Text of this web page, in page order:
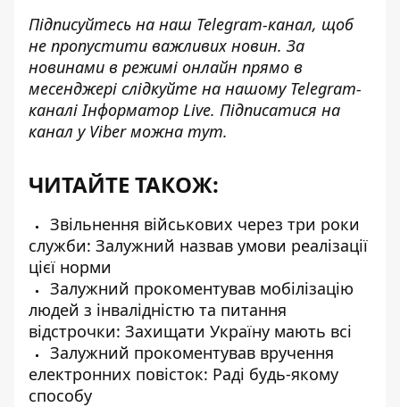
Підписуйтесь на наш Telegram-канал, щоб
не пропустити важливих новин. За
новинами в режимі онлайн прямо в
месенджері слідкуйте на нашому Telegram-
каналі Інформатор Live. Підписатися на
канал у Viber можна тут.
ЧИТАЙТЕ ТАКОЖ:
Звільнення військових через три роки
служби: Залужний назвав умови реалізації
цієї норми
Залужний прокоментував мобілізацію
людей з інвалідністю та питання
відстрочки: Захищати Україну мають всі
Залужний прокоментував вручення
електронних повісток: Раді будь-якому
способу